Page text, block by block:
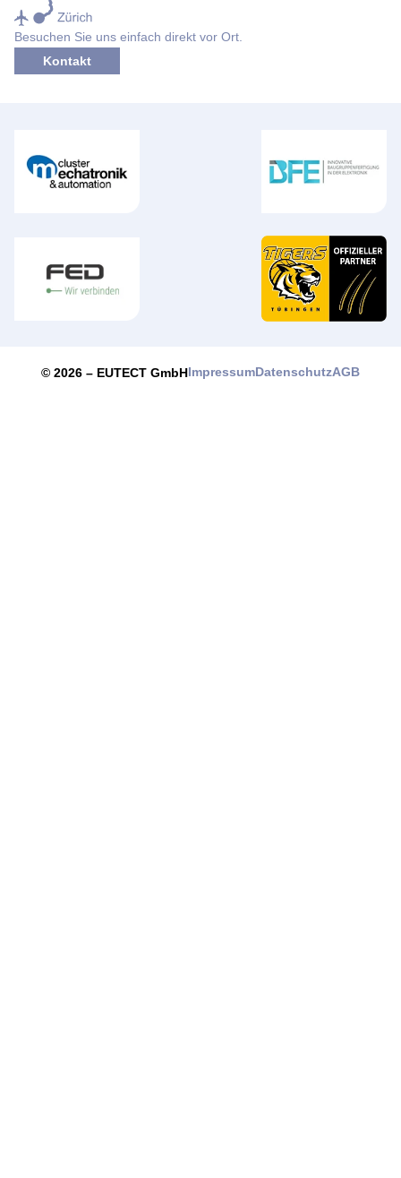
Besuchen Sie uns einfach direkt vor Ort.
Kontakt
© 2026 – EUTECT GmbHImpressumDatenschutzAGB